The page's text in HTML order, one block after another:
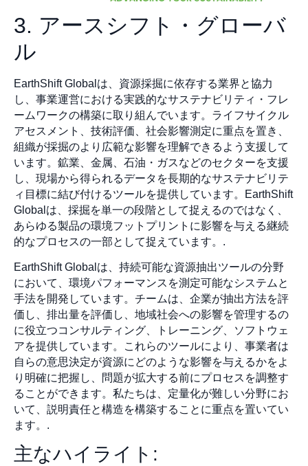
3. アースシフト・グローバ
ル
EarthShift Globalは、資源採掘に依存する業界と協力
し、事業運営における実践的なサステナビリティ・フレ
ームワークの構築に取り組んでいます。ライフサイクル
アセスメント、技術評価、社会影響測定に重点を置き、
組織が採掘のより広範な影響を理解できるよう支援して
います。鉱業、金属、石油・ガスなどのセクターを支援
し、現場から得られるデータを長期的なサステナビリテ
ィ目標に結び付けるツールを提供しています。EarthShift
Globalは、採掘を単一の段階として捉えるのではなく、
あらゆる製品の環境フットプリントに影響を与える継続
的なプロセスの一部として捉えています。.
EarthShift Globalは、持続可能な資源抽出ツールの分野
において、環境パフォーマンスを測定可能なシステムと
手法を開発しています。チームは、企業が抽出方法を評
価し、排出量を評価し、地域社会への影響を管理するの
に役立つコンサルティング、トレーニング、ソフトウェ
アを提供しています。これらのツールにより、事業者は
自らの意思決定が資源にどのような影響を与えるかをよ
り明確に把握し、問題が拡大する前にプロセスを調整す
ることができます。私たちは、定量化が難しい分野にお
いて、説明責任と構造を構築することに重点を置いてい
ます。.
主なハイライト: